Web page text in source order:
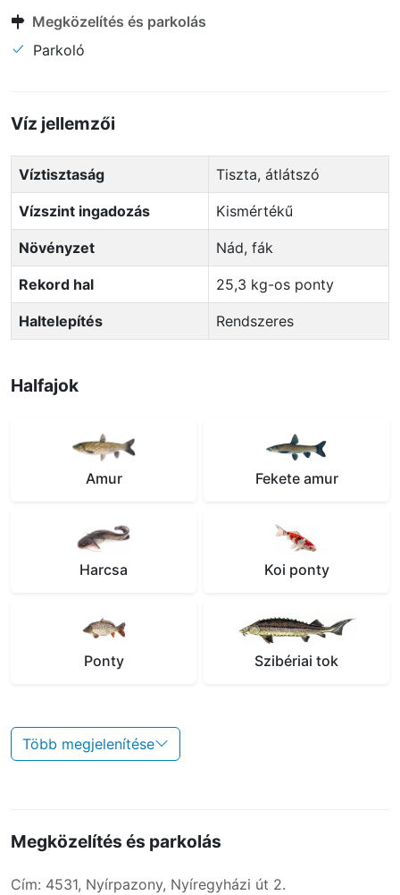
Megközelítés és parkolás
Parkoló
Víz jellemzői
Víztisztaság Tiszta, átlátszó
Vízszint ingadozás Kismértékű
Növényzet Nád, fák
Rekord hal 25,3 kg-os ponty
Haltelepítés Rendszeres
Halfajok
Amur Fekete amur
Harcsa Koi ponty
Ponty Szibériai tok
Több megjelenítése
Megközelítés és parkolás
Cím: 4531, Nyírpazony, Nyíregyházi út 2.